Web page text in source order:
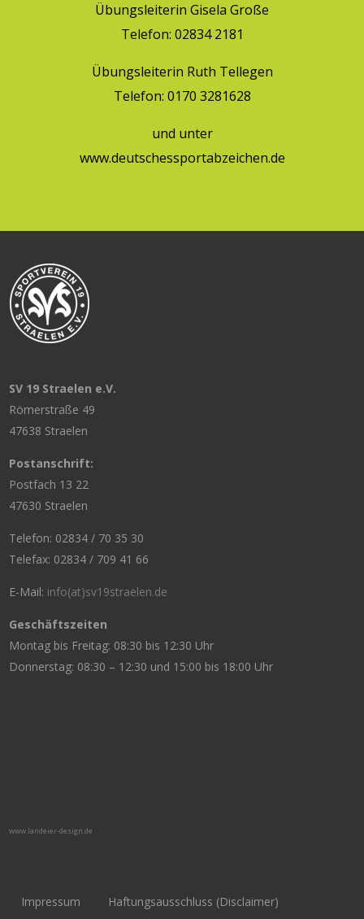
Übungsleiterin Gisela Große
Telefon: 02834 2181
Übungsleiterin Ruth Tellegen
Telefon: 0170 3281628
und unter
www.deutschessportabzeichen.de
SV 19 Straelen e.V.
Römerstraße 49
47638 Straelen
Postanschrift:
Postfach 13 22
47630 Straelen
Telefon: 02834 / 70 35 30
Telefax: 02834 / 709 41 66
E-Mail: info(at)sv19straelen.de
Geschäftszeiten
Montag bis Freitag: 08:30 bis 12:30 Uhr
Donnerstag: 08:30 – 12:30 und 15:00 bis 18:00 Uhr
www.landeier-design.de
Impressum Haftungsausschluss (Disclaimer)